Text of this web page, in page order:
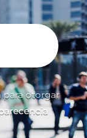
para otorgar